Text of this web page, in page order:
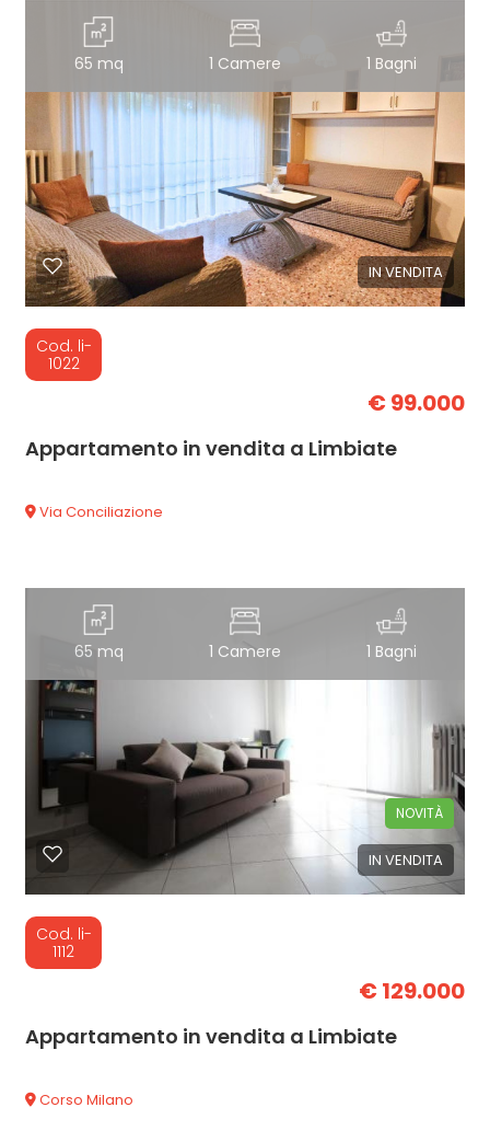
65 mq 1 Camere 1 Bagni
IN VENDITA
Cod. li-
1022
€ 99.000
Appartamento in vendita a Limbiate
Via Conciliazione
65 mq 1 Camere 1 Bagni
IN VENDITA
NOVITÀ
Cod. li-
1112
€ 129.000
Appartamento in vendita a Limbiate
Corso Milano